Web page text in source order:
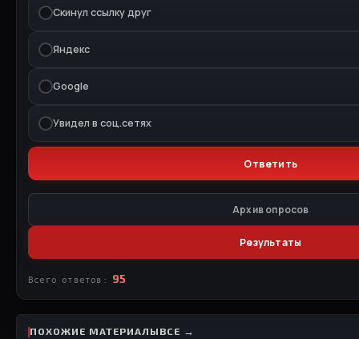
Скинул ссылку друг
Яндекс
Google
Увидел в соц.сетях
Архив опросов
Результаты
Всего ответов: 95
ПОХОЖИЕ МАТЕРИАЛЫ ВСЕ →